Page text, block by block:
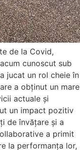
de la Covid,
cunoscut sub
jucat un rol cheie în
a obținut un mare
actuale și
un impact pozitiv
de învățare și a
a primit
la performanța lor,